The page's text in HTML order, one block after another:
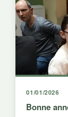
01/01/2026
Bonne